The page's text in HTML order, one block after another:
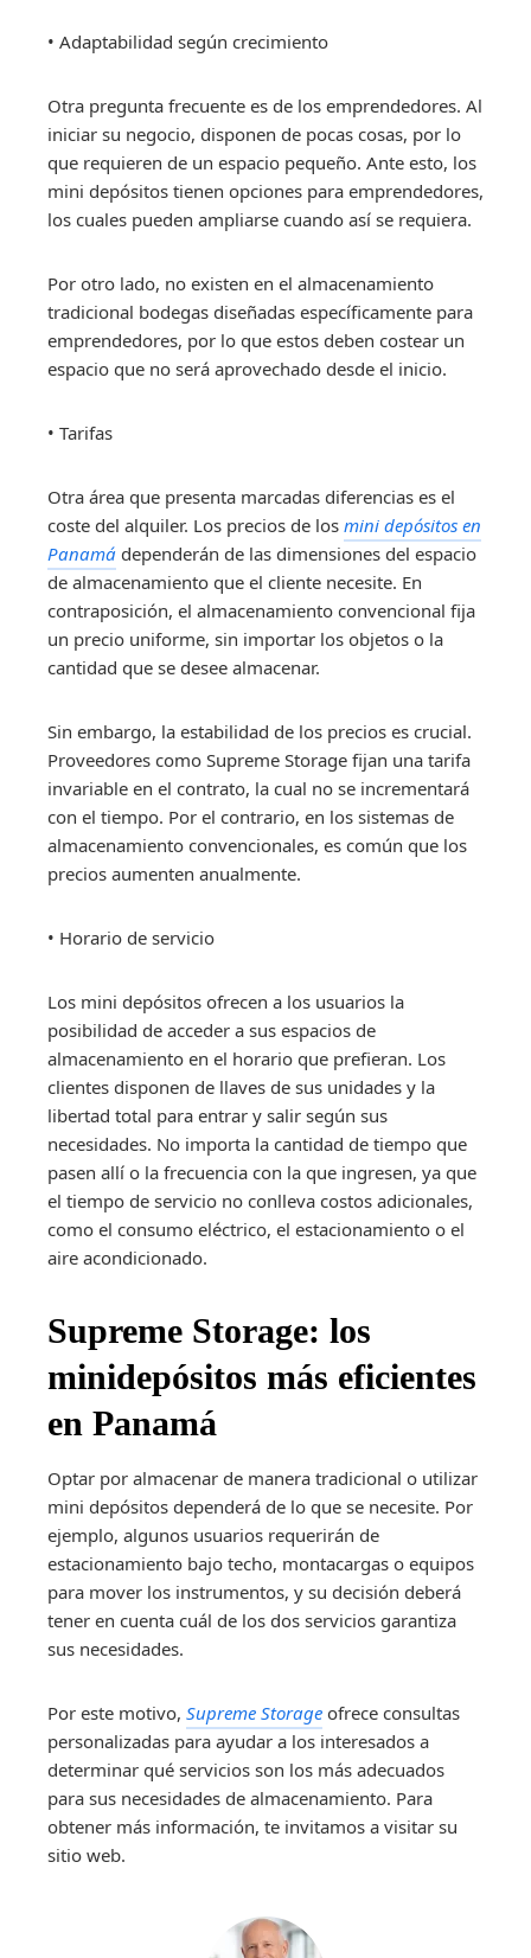
• Adaptabilidad según crecimiento
Otra pregunta frecuente es de los emprendedores. Al
iniciar su negocio, disponen de pocas cosas, por lo
que requieren de un espacio pequeño. Ante esto, los
mini depósitos tienen opciones para emprendedores,
los cuales pueden ampliarse cuando así se requiera.
Por otro lado, no existen en el almacenamiento
tradicional bodegas diseñadas específicamente para
emprendedores, por lo que estos deben costear un
espacio que no será aprovechado desde el inicio.
• Tarifas
Otra área que presenta marcadas diferencias es el
coste del alquiler. Los precios de los mini depósitos en
Panamá dependerán de las dimensiones del espacio
de almacenamiento que el cliente necesite. En
contraposición, el almacenamiento convencional fija
un precio uniforme, sin importar los objetos o la
cantidad que se desee almacenar.
Sin embargo, la estabilidad de los precios es crucial.
Proveedores como Supreme Storage fijan una tarifa
invariable en el contrato, la cual no se incrementará
con el tiempo. Por el contrario, en los sistemas de
almacenamiento convencionales, es común que los
precios aumenten anualmente.
• Horario de servicio
Los mini depósitos ofrecen a los usuarios la
posibilidad de acceder a sus espacios de
almacenamiento en el horario que prefieran. Los
clientes disponen de llaves de sus unidades y la
libertad total para entrar y salir según sus
necesidades. No importa la cantidad de tiempo que
pasen allí o la frecuencia con la que ingresen, ya que
el tiempo de servicio no conlleva costos adicionales,
como el consumo eléctrico, el estacionamiento o el
aire acondicionado.
Supreme Storage: los
minidepósitos más eficientes
en Panamá
Optar por almacenar de manera tradicional o utilizar
mini depósitos dependerá de lo que se necesite. Por
ejemplo, algunos usuarios requerirán de
estacionamiento bajo techo, montacargas o equipos
para mover los instrumentos, y su decisión deberá
tener en cuenta cuál de los dos servicios garantiza
sus necesidades.
Por este motivo, Supreme Storage ofrece consultas
personalizadas para ayudar a los interesados a
determinar qué servicios son los más adecuados
para sus necesidades de almacenamiento. Para
obtener más información, te invitamos a visitar su
sitio web.